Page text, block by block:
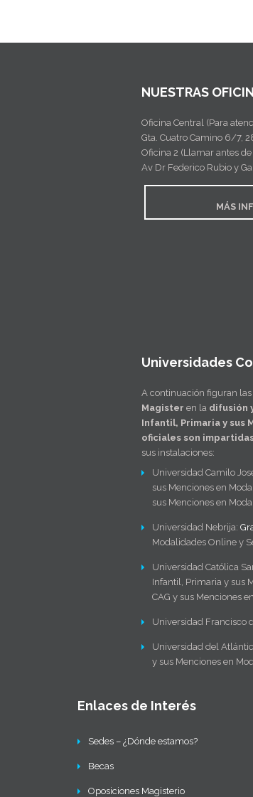
Máster Universitario en Necesidades Educativas
NUESTRAS
Oficina Central (Para
Gta. Cuatro Camino 6/7,
Oficina 2 (Llamar antes
Av Dr Federico Rubio y
MÁS
Universidades
A continuación figuran las
Magister en la difusión
Infantil, Primaria y sus
oficiales son
sus instalaciones:
Universidad Camilo
sus Menciones en
sus Menciones en
Universidad Nebrija:
Modalidades Online y
Universidad Católica
Infantil, Primaria y sus
CAG y sus Menciones
Universidad Francisco
Universidad del
y sus Menciones en
Enlaces de Interés
Sedes – ¿Dónde estamos?
Becas
Oposiciones Magisterio